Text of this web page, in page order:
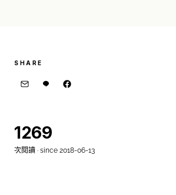
SHARE
1269
次閱讀 · since 2018-06-13